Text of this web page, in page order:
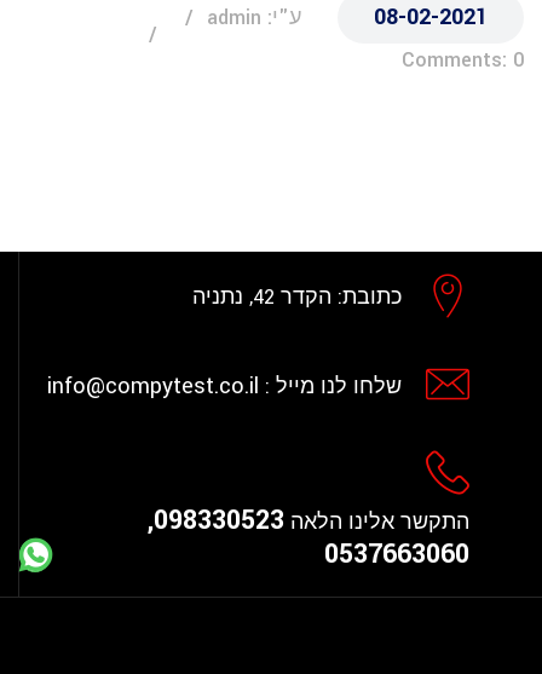
08-02-2021
ע"י: admin
Comments: 0
כתובת: הקדר 42, נתניה
שלחו לנו מייל : info@compytest.co.il
התקשר אלינו הלאה
098330523,
0537663060